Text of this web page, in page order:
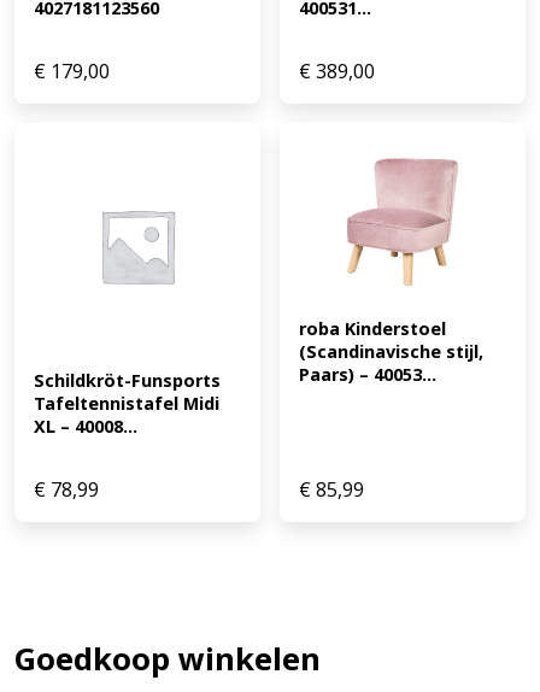
4027181123560
€ 179,00
400531...
€389,00
Schildkröt-Funsports
Tafeltennistafel Midi
XL – 40008...
€ 78,99
roba Kinderstoel
(Scandinavische stijl,
Paars) – 40053...
€85,99
Goedkoop winkelen